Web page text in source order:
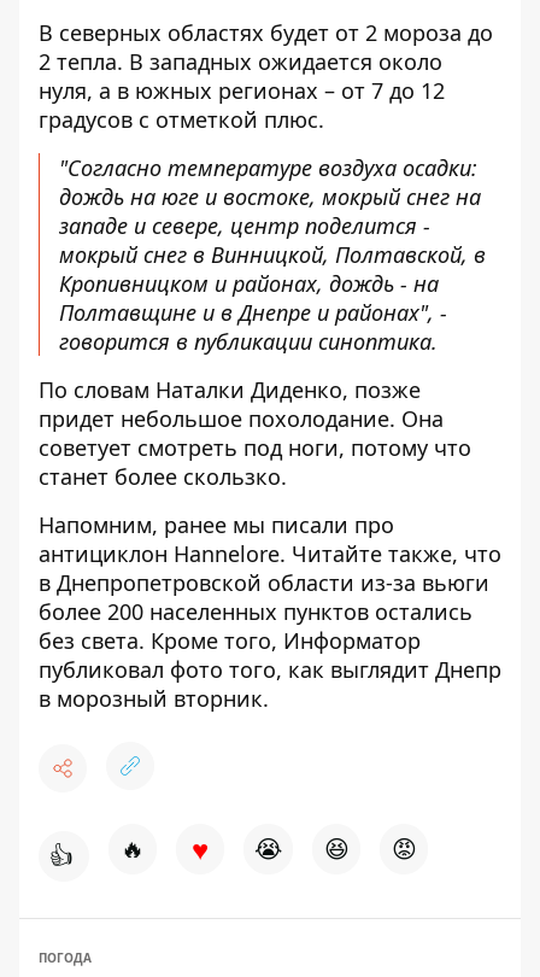
В северных областях будет от 2 мороза до
2 тепла. В западных ожидается около
нуля, а в южных регионах – от 7 до 12
градусов с отметкой плюс.
"Согласно температуре воздуха осадки:
дождь на юге и востоке, мокрый снег на
западе и севере, центр поделится -
мокрый снег в Винницкой, Полтавской, в
Кропивницком и районах, дождь - на
Полтавщине и в Днепре и районах", -
говорится в публикации синоптика.
По словам Наталки Диденко, позже
придет небольшое похолодание. Она
советует смотреть под ноги, потому что
станет более скользко.
Напомним, ранее мы писали про
антициклон Hannelore. Читайте также, что
в Днепропетровской области из-за вьюги
более 200 населенных пунктов остались
без света. Кроме того, Информатор
публиковал фото того, как выглядит Днепр
в морозный вторник.
👍 🔥 ♥ 😭 😆 😡
ПОГОДА